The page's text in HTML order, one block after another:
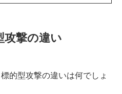
攻撃の違い
的型攻撃の違いは何でしょ